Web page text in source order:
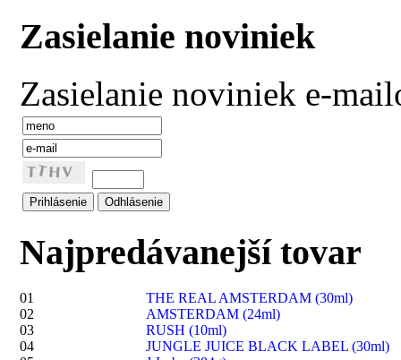
Zasielanie noviniek
Zasielanie noviniek e-
Najpredávanejší tovar
01
THE REAL AMSTERDAM (30ml)
02
AMSTERDAM (24ml)
03
RUSH (10ml)
04
JUNGLE JUICE BLACK LABEL (30ml)